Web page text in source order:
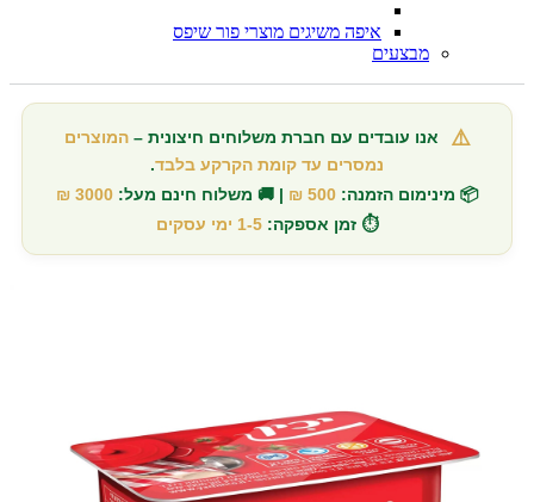
איפה משיגים מוצרי פור שיפס
מבצעים
⚠️ אנו עובדים עם חברת משלוחים חיצונית –המוצרים
נמסרים עד קומת הקרקע בלבד.
📦 מינימום הזמנה: 500 ₪ | 🚚 משלוח חינם מעל: 3000 ₪
⏱️ זמן אספקה: 1-5 ימי עסקים